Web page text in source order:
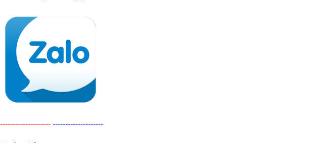
-------------------- --------------------